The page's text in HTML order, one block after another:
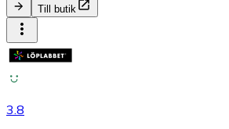
Till butik
3.8